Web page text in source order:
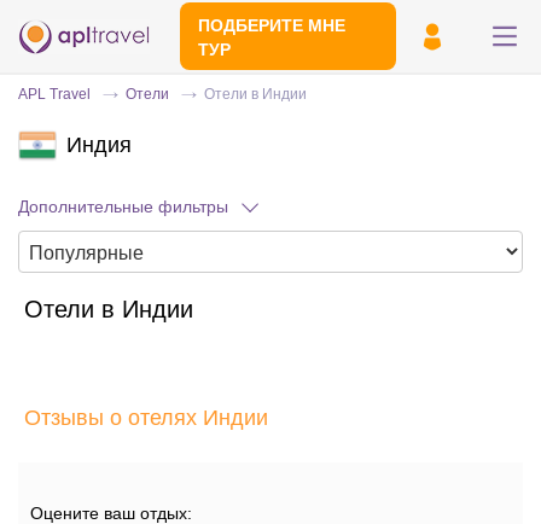
ПОДБЕРИТЕ МНЕ
ТУР
минут
APL Travel Отели Отели в Индии
Индия
Дополнительные фильтры
Отели в Индии
Отзывы о отелях Индии
Оцените ваш отдых: